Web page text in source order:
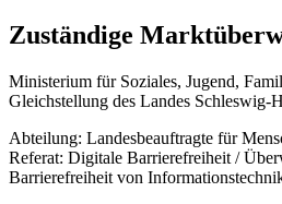
Zuständige
Ministerium für Soziales, Jugend,
Gleichstellung des Landes Schleswig-
Abteilung: Landesbeauftragte für
Referat: Digitale Barrierefreiheit /
Barrierefreiheit von